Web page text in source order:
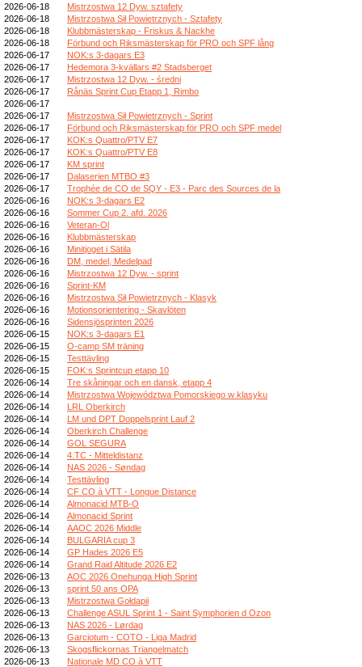
2026-06-18
Mistrzostwa 12 Dyw. sztafety
2026-06-18
Mistrzostwa Sił Powietrznych - Sztafety
2026-06-18
Klubbmästerskap - Friskus & Nackhe
2026-06-18
Förbund och Riksmästerskap för PRO och SPF lång
2026-06-17
NOK:s 3-dagars E3
2026-06-17
Hedemora 3-kvällars #2 Stadsberget
2026-06-17
Mistrzostwa 12 Dyw. - średni
2026-06-17
Rånäs Sprint Cup Etapp 1, Rimbo
2026-06-17
2026-06-17
Mistrzostwa Sił Powietrznych - Sprint
2026-06-17
Förbund och Riksmästerskap för PRO och SPF medel
2026-06-17
KOK:s Quattro/PTV E7
2026-06-17
KOK:s Quattro/PTV E8
2026-06-17
KM sprint
2026-06-17
Dalaserien MTBO #3
2026-06-17
Trophée de CO de SQY - E3 - Parc des Sources de la
2026-06-16
NOK:s 3-dagars E2
2026-06-16
Sommer Cup 2. afd. 2026
2026-06-16
Veteran-Ol
2026-06-16
Klubbmästerskap
2026-06-16
Minitjoget i Sätila
2026-06-16
DM, medel, Medelpad
2026-06-16
Mistrzostwa 12 Dyw. - sprint
2026-06-16
Sprint-KM
2026-06-16
Mistrzostwa Sił Powietrznych - Klasyk
2026-06-16
Motionsorientering - Skavlöten
2026-06-16
Sidensjösprinten 2026
2026-06-15
NOK:s 3-dagars E1
2026-06-15
O-camp SM träning
2026-06-15
Testtävling
2026-06-15
FOK:s Sprintcup etapp 10
2026-06-14
Tre skåningar och en dansk, etapp 4
2026-06-14
Mistrzostwa Województwa Pomorskiego w klasyku
2026-06-14
LRL Oberkirch
2026-06-14
LM und DPT Doppelsprint Lauf 2
2026-06-14
Oberkirch Challenge
2026-06-14
GOL SEGURA
2026-06-14
4.TC - Mitteldistanz
2026-06-14
NAS 2026 - Søndag
2026-06-14
Testtävling
2026-06-14
CF CO à VTT - Longue Distance
2026-06-14
Almonacid MTB-O
2026-06-14
Almonacid Sprint
2026-06-14
AAOC 2026 Middle
2026-06-14
BULGARIA cup 3
2026-06-14
GP Hades 2026 E5
2026-06-14
Grand Raid Altitude 2026 E2
2026-06-13
AOC 2026 Onehunga High Sprint
2026-06-13
sprint 50 ans OPA
2026-06-13
Mistrzostwa Gołdapii
2026-06-13
Challenge ASUL Sprint 1 - Saint Symphorien d Ozon
2026-06-13
NAS 2026 - Lørdag
2026-06-13
Garciotum - COTO - Liga Madrid
2026-06-13
Skogsflickornas Triangelmatch
2026-06-13
Nationale MD CO à VTT